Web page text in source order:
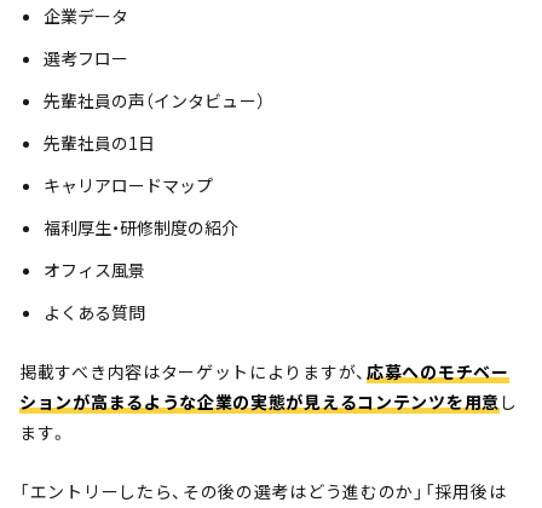
企業データ
選考フロー
先輩社員の声（インタビュー）
先輩社員の1日
キャリアロードマップ
福利厚生・研修制度の紹介
オフィス風景
よくある質問
掲載すべき内容はターゲットによりますが、 応募へのモチベー
ションが高まるような企業の実態が見えるコンテンツを用意し
ます。
「エントリーしたら、その後の選考はどう進むのか」「採用後は